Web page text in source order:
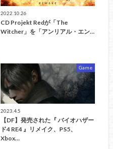
2022.10.26
CD Projekt Redが「The
Witcher」を「アンリアル・エン…
Game
2023.4.5
【DF】発売された『 バイオハザー
ド4 RE4 』リメイク、PS5、
Xbox…